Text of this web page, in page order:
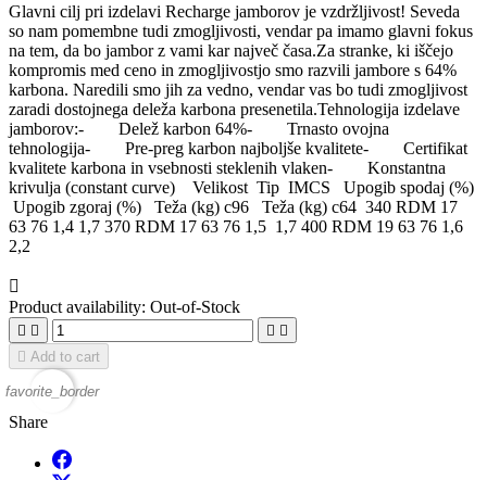
Glavni cilj pri izdelavi Recharge jamborov je vzdržljivost! Seveda
so nam pomembne tudi zmogljivosti, vendar pa imamo glavni fokus
na tem, da bo jambor z vami kar največ časa.Za stranke, ki iščejo
kompromis med ceno in zmogljivostjo smo razvili jambore s 64%
karbona. Naredili smo jih za vedno, vendar vas bo tudi zmogljivost
zaradi dostojnega deleža karbona presenetila.Tehnologija izdelave
jamborov:- Delež karbon 64%- Trnasto ovojna
tehnologija- Pre-preg karbon najboljše kvalitete- Certifikat
kvalitete karbona in vsebnosti steklenih vlaken- Konstantna
krivulja (constant curve) Velikost Tip IMCS Upogib spodaj (%)
Upogib zgoraj (%) Teža (kg) c96 Teža (kg) c64 340 RDM 17
63 76 1,4 1,7 370 RDM 17 63 76 1,5 1,7 400 RDM 19 63 76 1,6
2,2

Product availability: Out-of-Stock
   
 Add to cart
favorite_border
Share